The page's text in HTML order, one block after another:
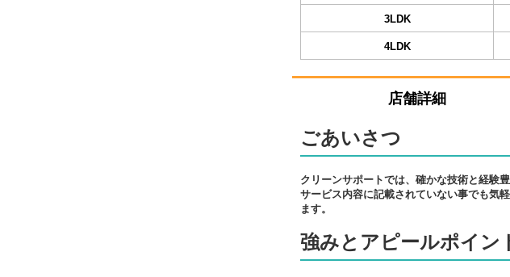
3LDK
4LDK
店舗詳細
ごあいさつ
クリーンサポートでは、確かな技術と経験
サービス内容に記載されていない事でも気
ます。
強みとアピールポイン